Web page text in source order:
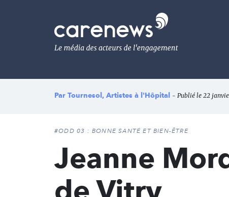
Le
média
de
l'engagement
Par Tournesol, Artistes à l'Hôpital - Publié le 22
#ODD 03 : BONNE SANTÉ ET BIEN-ÊTRE
Jeanne